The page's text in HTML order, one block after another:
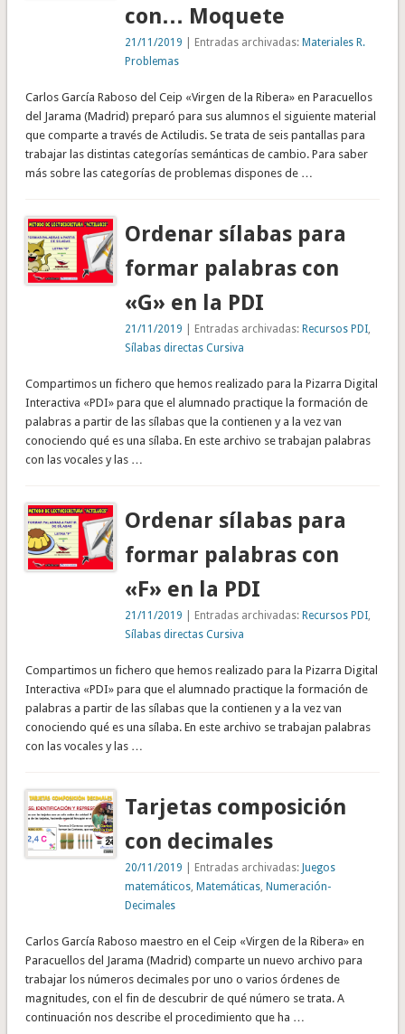
con… Moquete
21/11/2019 | Entradas archivadas:Materiales R.
Problemas
Carlos García Raboso del Ceip «Virgen de la Ribera» en Paracuellos
del Jarama (Madrid) preparó para sus alumnos el siguiente material
que comparte a través de Actiludis. Se trata de seis pantallas para
trabajar las distintas categorías semánticas de cambio. Para saber
más sobre las categorías de problemas dispones de …
Ordenar sílabas para
formar palabras con
«G» en la PDI
21/11/2019 | Entradas archivadas:Recursos PDI
Sílabas directas Cursiva
Compartimos un fichero que hemos realizado para la Pizarra Digital
Interactiva «PDI» para que el alumnado practique la formación de
palabras a partir de las sílabas que la contienen y a la vez van
conociendo qué es una sílaba. En este archivo se trabajan palabras
con las vocales y las …
Ordenar sílabas para
formar palabras con
«F» en la PDI
21/11/2019 | Entradas archivadas:Recursos PDI
Sílabas directas Cursiva
Compartimos un fichero que hemos realizado para la Pizarra Digital
Interactiva «PDI» para que el alumnado practique la formación de
palabras a partir de las sílabas que la contienen y a la vez van
conociendo qué es una sílaba. En este archivo se trabajan palabras
con las vocales y las …
Tarjetas composición
con decimales
20/11/2019 | Entradas archivadas:Juegos
matemáticos ,Matemáticas ,Numeración-
Decimales
Carlos García Raboso maestro en el Ceip «Virgen de la Ribera» en
Paracuellos del Jarama (Madrid) comparte un nuevo archivo para
trabajar los números decimales por uno o varios órdenes de
magnitudes, con el fin de descubrir de qué número se trata. A
continuación nos describe el procedimiento que ha …